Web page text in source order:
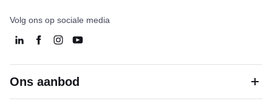
Volg ons op sociale media
Ons aanbod